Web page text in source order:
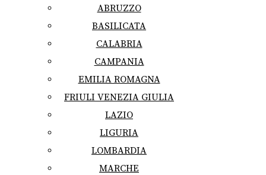
ABRUZZO
BASILICATA
CALABRIA
CAMPANIA
EMILIA ROMAGNA
FRIULI VENEZIA GIULIA
LAZIO
LIGURIA
LOMBARDIA
MARCHE